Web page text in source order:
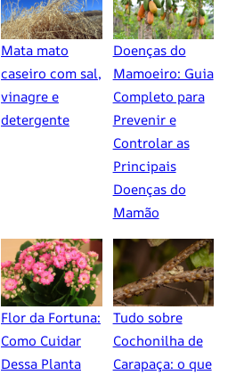
Mata mato
caseiro com sal,
vinagre e
detergente
Doenças do
Mamoeiro: Guia
Completo para
Prevenir e
Controlar as
Principais
Doenças do
Mamão
Flor da Fortuna:
Como Cuidar
Dessa Planta
Tudo sobre
Cochonilha de
Carapaça: o que